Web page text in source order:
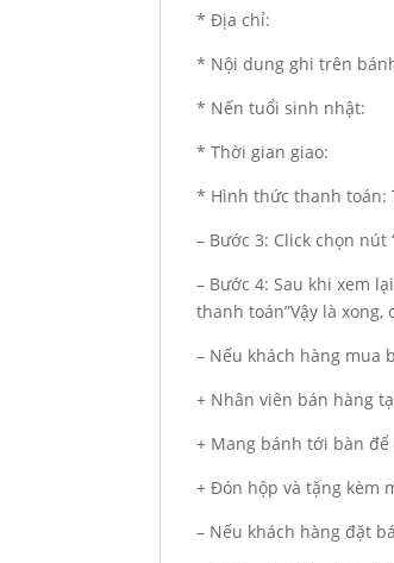
* Địa chỉ:
* Nội dung ghi trên
* Nến tuổi sinh nhật:
* Thời gian giao:
* Hình thức thanh toán:
– Bước 3: Click chọn
– Bước 4: Sau khi xem
thanh toán”Vậy là
– Nếu khách hàng mua
+ Nhân viên bán hàng
+ Mang bánh tới bàn
+ Đón hộp và tặng kèm
– Nếu khách hàng đặt